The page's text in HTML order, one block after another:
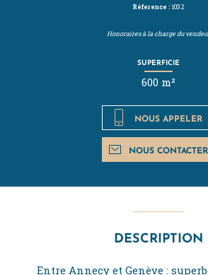
Réference : 1032
Honoraires à la charge du
SUPERFICIE
600 m²
NOUS APPELER
NOUS CONTACTER
DESCRIPTION
Entre Annecy et Genève :